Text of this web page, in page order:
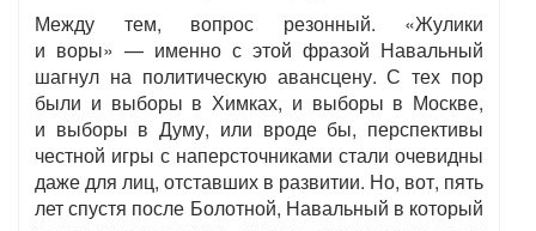
Между тем, вопрос резонный. «Жулики
и воры» — именно с этой фразой Навальный
шагнул на политическую авансцену. С тех пор
были и выборы в Химках, и выборы в Москве,
и выборы в Думу, или вроде бы, перспективы
честной игры с наперсточниками стали очевидны
даже для лиц, отставших в развитии. Но, вот, пять
лет спустя после Болотной, Навальный в который